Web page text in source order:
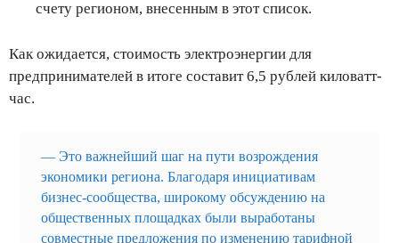
счету регионом, внесенным в этот список.
Как ожидается, стоимость электроэнергии для
предпринимателей в итоге составит 6,5 рублей киловатт-
час.
— Это важнейший шаг на пути возрождения
экономики региона. Благодаря инициативам
бизнес-сообщества, широкому обсуждению на
общественных площадках были выработаны
совместные предложения по изменению тарифной